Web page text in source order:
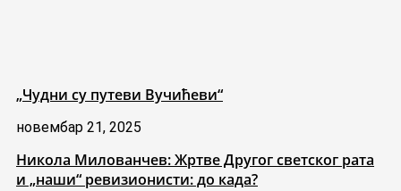
„Чудни су путеви Вучићеви“
новембар 21, 2025
Никола Милованчев: Жртве Другог светског рата
и „наши“ ревизионисти: до када?